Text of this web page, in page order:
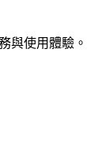
與使用體驗。